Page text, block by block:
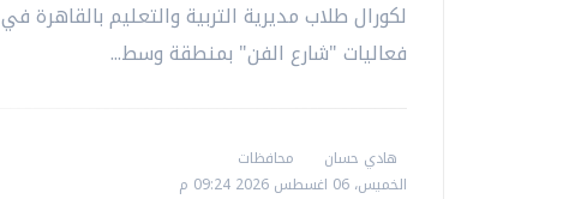
لكورال طلاب مديرية التربية والتعليم بالقاهرة في
فعاليات "شارع الفن" بمنطقة وسط...
هادي حسان
محافظات
الخميس، 06 اغسطس 2026 09:24 م